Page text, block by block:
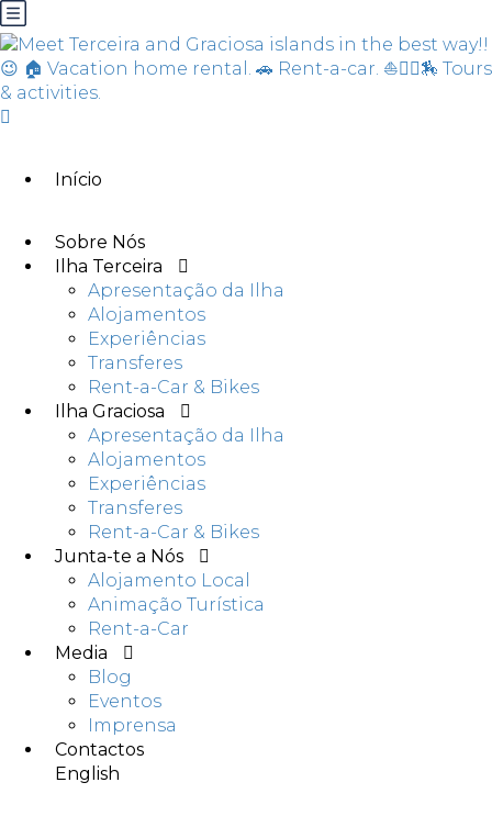
Início
Sobre Nós
Ilha Terceira
Apresentação da Ilha
Alojamentos
Experiências
Transferes
Rent-a-Car & Bikes
Ilha Graciosa
Apresentação da Ilha
Alojamentos
Experiências
Transferes
Rent-a-Car & Bikes
Junta-te a Nós
Alojamento Local
Animação Turística
Rent-a-Car
Media
Blog
Eventos
Imprensa
Contactos
English